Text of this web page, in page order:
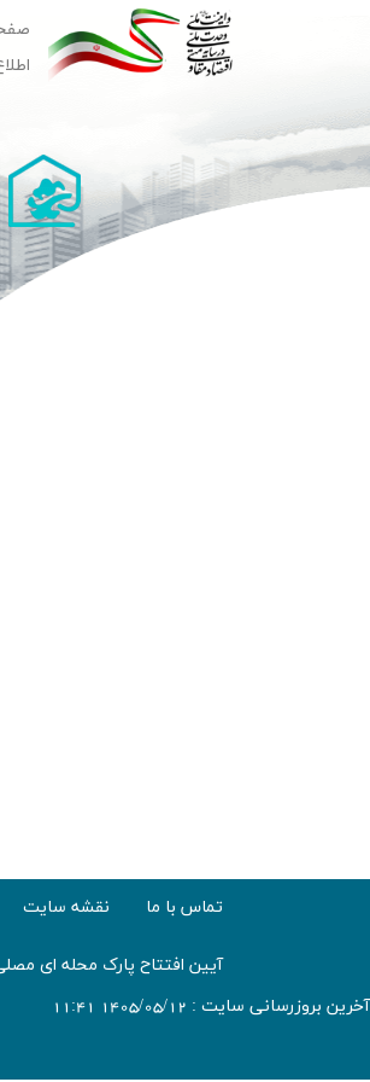
تماس با ما نقشه سایت
آیین افتتاح پارک محله ای
آخرین بروزرسانی سایت : 1405/05/12 11:41